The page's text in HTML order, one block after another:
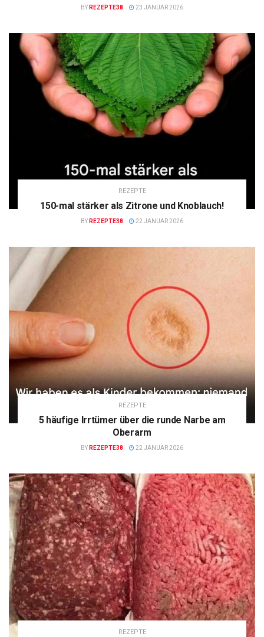
BY REZEPTE38 23 JANUAR 2026
REZEPTE
150-mal stärker als Zitrone und Knoblauch!
BY REZEPTE38 22 JANUAR 2026
REZEPTE
5 häufige Irrtümer über die runde Narbe am
Oberarm
BY REZEPTE38 22 JANUAR 2026
REZEPTE